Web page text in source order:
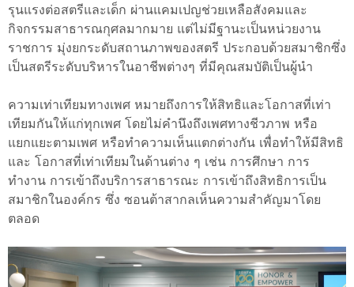
รุนแรงต่อสตรีและเด็ก ผ่านแคมเปญช่วยเหลือสังคมและ
กิจกรรมสาธารณกุศลมากมาย แต่ไม่มีฐานะเป็นหน่วยงาน
ราชการ มุ่งยกระดับสถานภาพของสตรี ประกอบด้วยสมาชิกซึ่ง
เป็นสตรีระดับบริหารในอาชีพต่างๆ ที่มีคุณสมบัติเป็นผู้นำ
ความเท่าเทียมทางเพศ หมายถึงการให้สิทธิและโอกาสที่เท่า
เทียมกันให้แก่ทุกเพศ โดยไม่คำนึงถึงเพศทางชีวภาพ หรือ
แยกแยะตามเพศ หรือทำความเห็นแตกต่างกัน เพื่อทำให้มีสิทธิ
และ โอกาสที่เท่าเทียมในด้านต่าง ๆ เช่น การศึกษา การ
ทำงาน การเข้าถึงบริการสาธารณะ การเข้าถึงสิทธิการเป็น
สมาชิกในองค์กร ซึ่ง ซอนต้าสากลเห็นความสำคัญมาโดย
ตลอด